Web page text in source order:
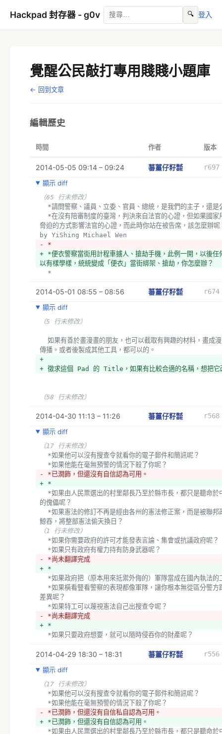
Hackpad 封存器 - g0v 🔍 登入
覺醒公民敲打專用賤賤小題庫
← 回到文章
編輯歷史
時間 作者 版本
2014-05-05 09:14 – 09:24 蕃薑仔籽㍿
顯示 diff
（65 行未修改）
*請問警察、議員、立委、官員、總統，是我們的主子，還是
脅迫的方式影響法官的心證，而此時你站在被告席，該怎麼辦
by YiShing Michael Wen
- *
+ *便衣警察當街用計程車擄人、搶劫手機，此例一開，以後任
以有樣學樣，統統變成「便衣」當街綁架、搶劫，你怎麼辦？
  *
2014-05-01 08:55 – 08:56 蕃薑仔籽㍿
顯示 diff
（5 行未修改）
傳播。或者後製成其他工具，都可以的。
+
+ 徵求這個 Pad 的 Title，如果有比較合適的名稱，想把它
（58 行未修改）
2014-04-30 11:13 – 11:26 蕃薑仔籽㍿
顯示 diff
（17 行未修改）
  *如果他可以沒有搜查令就看你的電子郵件和簡訊呢？
  *如果他能在毫無預警的情況下殺了你呢？
- *已潤飾，但還沒有自信認為可用。
+ *
的傀儡呢？
鯨吞，將整部憲法偷天換日？
（1 行未修改）
  *如果你需要政府的許可才能發表言論、集會或抗議政府呢？
  *如果只有政府有權力持有防身武器呢？
- *尚未翻譯完成
+ *
*如果政府把（原本用來抵禦外侮的）軍隊當成在國內執法的
差異呢？
  *如果特工可以蔑視憲法自己出搜查令呢？
- *尚未翻譯完成
+ *
  *如果只要政府想要，就可以隨時侵吞你的財產呢？
（3 行未修改）
  *如果有政府可以無視於你的清白、依法行政謝謝指教取你小命，你要
怎麼辦呢？
- *尚未翻譯完成
+ *
呢？
  *
2014-04-29 18:30 – 18:31 蕃薑仔籽㍿
顯示 diff
（17 行未修改）
  *如果他可以沒有搜查令就看你的電子郵件和簡訊呢？
  *如果他能在毫無預警的情況下殺了你呢？
- *已潤飾，但還沒有自信私自認為可用。
+ *已潤飾，但還沒有自信認為可用。